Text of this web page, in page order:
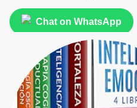
Chat on WhatsApp